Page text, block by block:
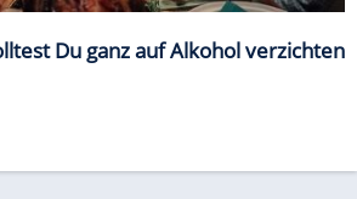
Du ganz auf Alkohol verzichten